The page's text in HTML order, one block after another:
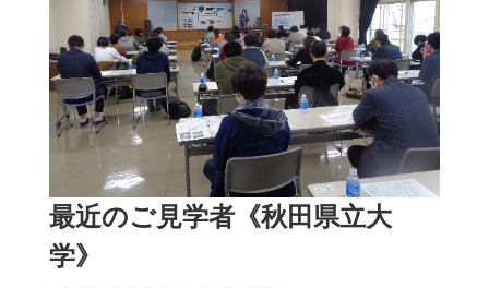
最近のご見学者《秋田県立大
学》